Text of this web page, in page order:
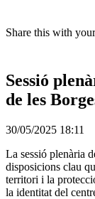
Share this with
Sessió
de les
30/05/2025 18:11
La sessió plenària
disposicions clau
territori i la
la identitat del